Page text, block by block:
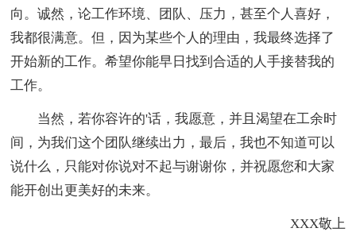
向。诚然，论工作环境、团队、压力，甚至个人喜好，
我都很满意。但，因为某些个人的理由，我最终选择了
开始新的工作。希望你能早日找到合适的人手接替我的
工作。
当然，若你容许的'话，我愿意，并且渴望在工余时
间，为我们这个团队继续出力，最后，我也不知道可以
说什么，只能对你说对不起与谢谢你，并祝愿您和大家
能开创出更美好的未来。
XXX敬上